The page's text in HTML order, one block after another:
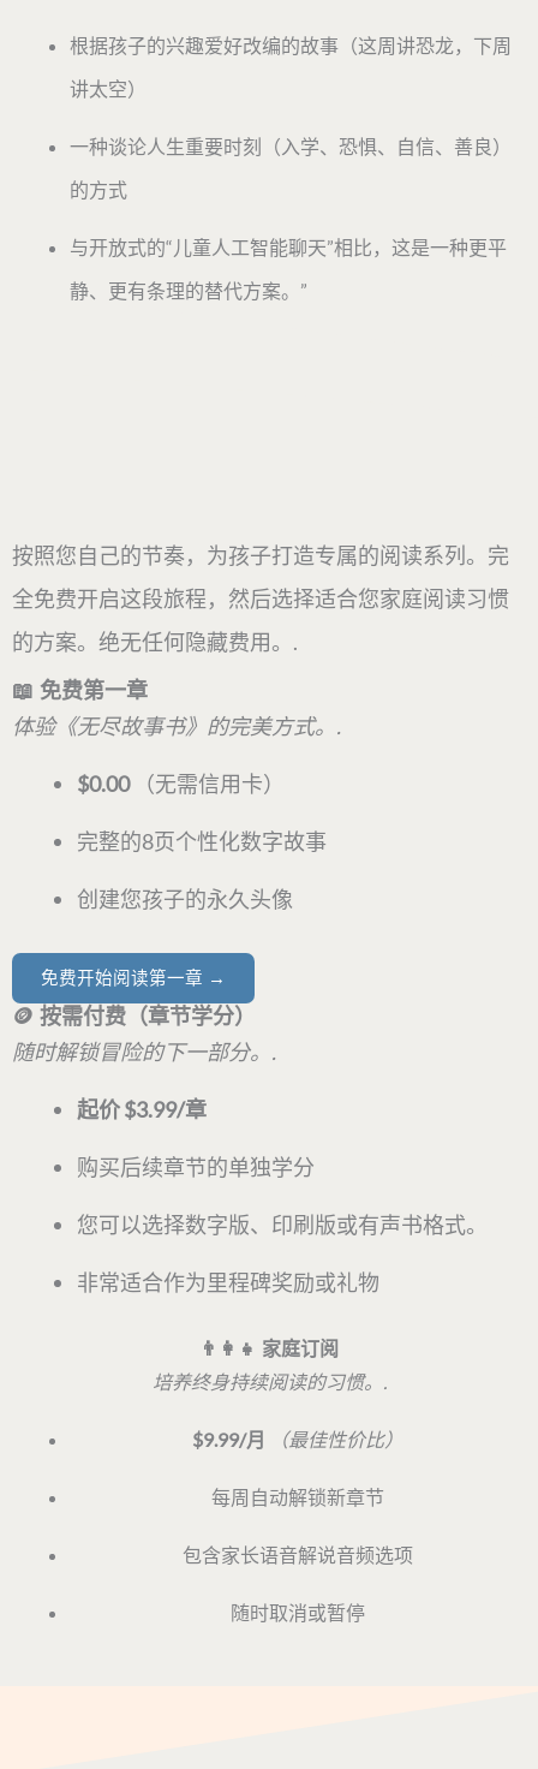
根据孩子的兴趣爱好改编的故事（这周讲恐龙，下周
讲太空）
一种谈论人生重要时刻（入学、恐惧、自信、善良）
的方式
与开放式的“儿童人工智能聊天”相比，这是一种更平
静、更有条理的替代方案。”
按照您自己的节奏，为孩子打造专属的阅读系列。完
全免费开启这段旅程，然后选择适合您家庭阅读习惯
的方案。绝无任何隐藏费用。.
📖 免费第一章
体验《无尽故事书》的完美方式。.
$0.00（无需信用卡）
完整的8页个性化数字故事
创建您孩子的永久头像
免费开始阅读第一章 →
🪙 按需付费（章节学分）
随时解锁冒险的下一部分。.
起价 $3.99/章
购买后续章节的单独学分
您可以选择数字版、印刷版或有声书格式。
非常适合作为里程碑奖励或礼物
👨‍👩‍👧 家庭订阅
培养终身持续阅读的习惯。.
$9.99/月 （最佳性价比）
每周自动解锁新章节
包含家长语音解说音频选项
随时取消或暂停